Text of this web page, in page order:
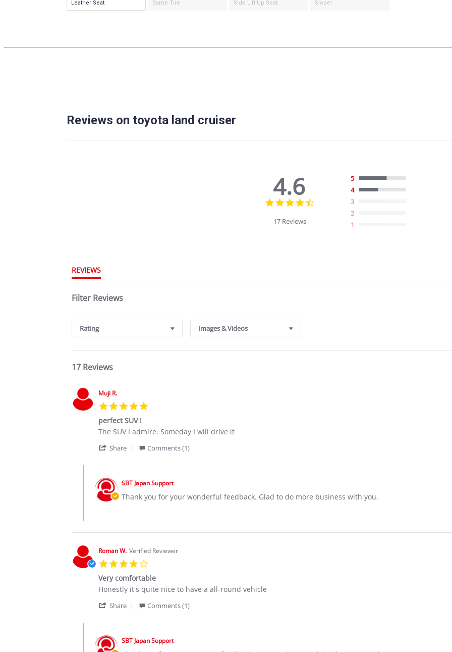
Leather Seat Same Tire Side Lift Up Seat Sloper
Reviews on toyota land cruiser
4.6
4.6
17 Reviews
5
4
3
2
1
REVIEWS
Filter Reviews
Rating Images & Videos
17 Reviews
Muji R.
perfect SUV !
Review
Muji
Nov
2020
review
perfect
The SUV I admire. Someday I will drive it
Share
Muji
R.
on
Comments (1)
Store
Owner
by
on
3
Nov
SBT Japan Support
Thank you for your wonderful feedback. Glad to do more business with you.
Roman W. Verified Reviewer
rating
Very comfortable
Review
Roman
Jan
2020
review
Very
Honestly it's quite nice to have a all-round vehicle
Share
Roman
W.
Comments (1)
Store
SBT Japan Support